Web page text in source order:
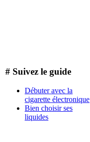
# Suivez le guide
Débuter avec la
cigarette électronique
Bien choisir ses
liquides